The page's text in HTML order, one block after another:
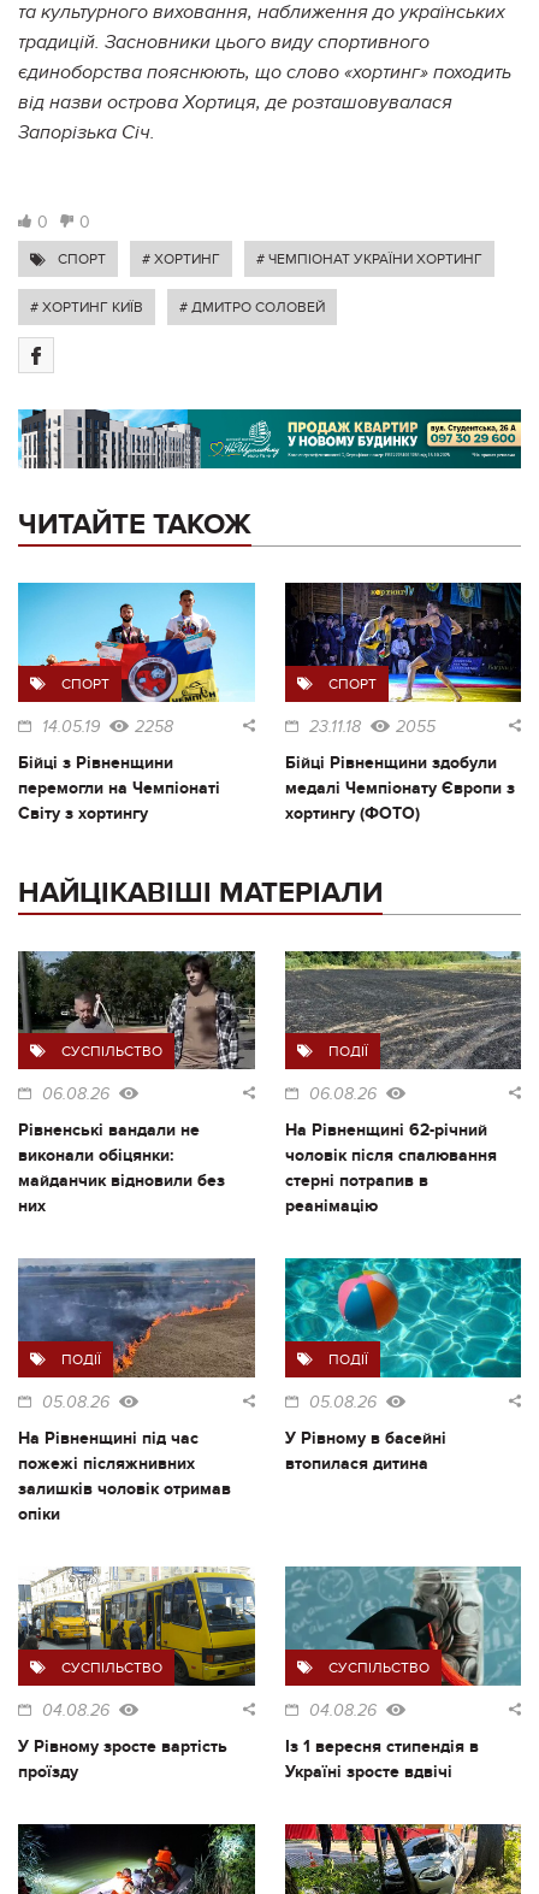
та культурного виховання, наближення до українських
традицій. Засновники цього виду спортивного
єдиноборства пояснюють, що слово «хортинг» походить
від назви острова Хортиця, де розташовувалася
Запорізька Січ.
0 0
СПОРТ # ХОРТИНГ # ЧЕМПІОНАТ УКРАЇНИ ХОРТИНГ
# ХОРТИНГ КИЇВ # ДМИТРО СОЛОВЕЙ
ЧИТАЙТЕ ТАКОЖ
СПОРТ
14.05.19 2258
Бійці з Рівненщини
перемогли на Чемпіонаті
Світу з хортингу
СПОРТ
23.11.18 2055
Бійці Рівненщини здобули
медалі Чемпіонату Європи з
хортингу (ФОТО)
НАЙЦІКАВІШІ МАТЕРІАЛИ
СУСПІЛЬСТВО
06.08.26
Рівненські вандали не
виконали обіцянки:
майданчик відновили без
них
ПОДІЇ
06.08.26
На Рівненщині 62-річний
чоловік після спалювання
стерні потрапив в
реанімацію
ПОДІЇ
05.08.26
На Рівненщині під час
пожежі післяжнивних
залишків чоловік отримав
опіки
ПОДІЇ
05.08.26
У Рівному в басейні
втопилася дитина
СУСПІЛЬСТВО
04.08.26
У Рівному зросте вартість
проїзду
СУСПІЛЬСТВО
04.08.26
Із 1 вересня стипендія в
Україні зросте вдвічі